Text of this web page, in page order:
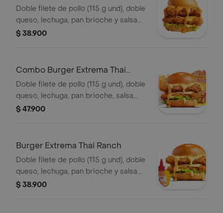
Doble filete de pollo (115 g und), doble
queso, lechuga, pan brioche y salsa
picante estilo Nashville
$ 38.900
Combo Burger Extrema Thai
Ranch
Doble filete de pollo (115 g und), doble
queso, lechuga, pan brioche, salsa
Thai ranch, francesa mediana (60 g) y
$ 47.900
Burger Extrema Thai Ranch
Doble filete de pollo (115 g und), doble
queso, lechuga, pan brioche y salsa
Thai ranch
$ 38.900